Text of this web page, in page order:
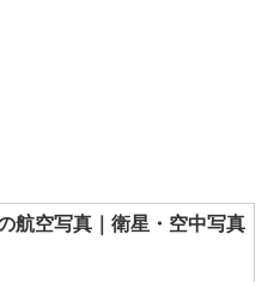
航空写真｜衛星・空中写真